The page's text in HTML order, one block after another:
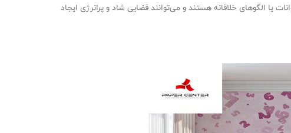
یا الگوهای خلاقانه هستند و می‌توانند فضایی شاد و پرانرژی ایجاد